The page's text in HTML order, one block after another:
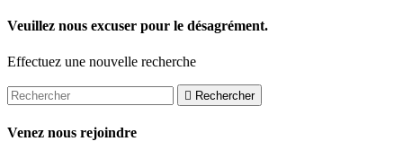
Veuillez nous excuser pour le désagrément.
Effectuez une nouvelle recherche
 Rechercher
Venez nous rejoindre